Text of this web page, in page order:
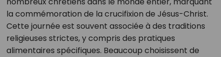
la commémoration de la crucifixion de Jésus-Christ.
Cette journée est souvent associée à des traditions
religieuses strictes, y compris des pratiques
alimentaires spécifiques. Beaucoup choisissent de